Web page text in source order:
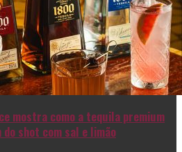
mostra como a tequila premium
shot com sal e limão